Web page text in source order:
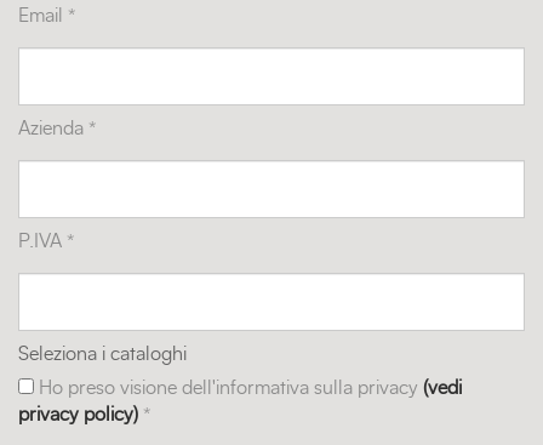
Email *
Azienda *
P.IVA *
Seleziona i cataloghi
Ho preso visione dell'informativa sulla privacy (vedi
privacy policy) *